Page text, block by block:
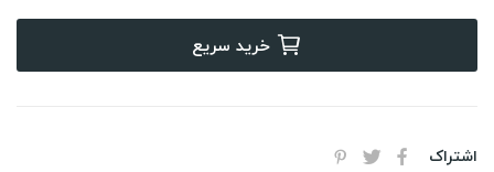
خرید سریع
اشتراک